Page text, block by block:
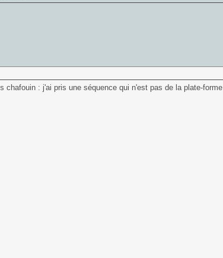
: j'ai pris une séquence qui n'est pas de la plate-forme